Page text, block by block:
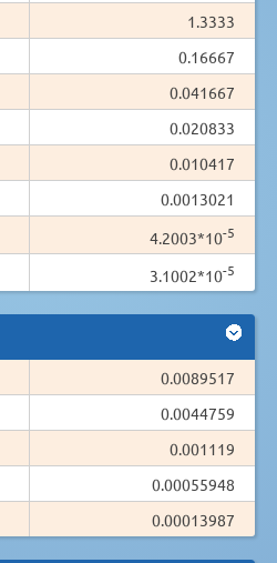
1.3333
0.16667
0.041667
0.020833
0.010417
0.0013021
4.2003*10-5
3.1002*10-5
0.0089517
0.0044759
0.001119
0.00055948
0.00013987